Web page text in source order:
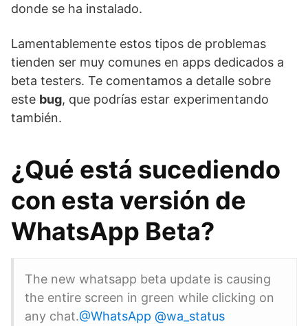
donde se ha instalado.
Lamentablemente estos tipos de problemas
tienden ser muy comunes en apps dedicados a
beta testers. Te comentamos a detalle sobre
este bug, que podrías estar experimentando
también.
¿Qué está sucediendo
con esta versión de
WhatsApp Beta?
The new whatsapp beta update is causing
the entire screen in green while clicking on
any chat.@WhatsApp @wa_status